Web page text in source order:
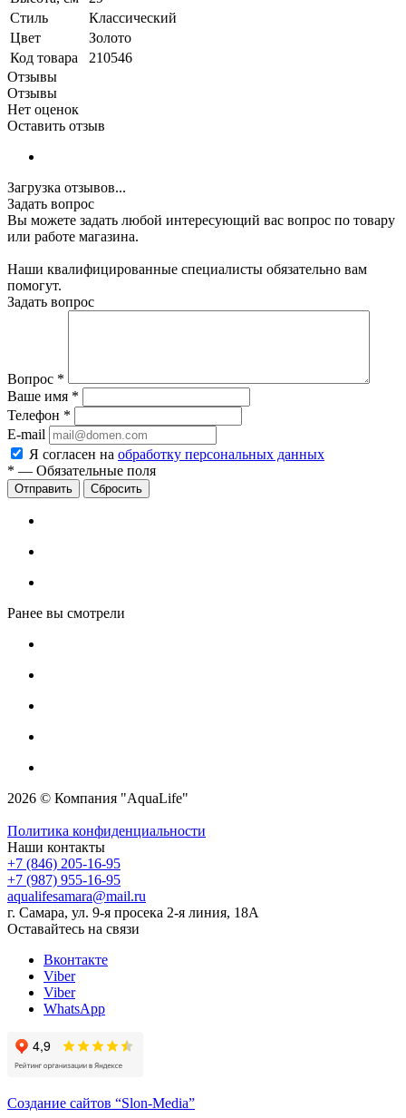
Стиль
Классический
Цвет
Золото
Код товара
210546
Отзывы
Отзывы
Нет оценок
Оставить отзыв
Загрузка отзывов...
Задать вопрос
Вы можете задать любой интересующий вас вопрос по товару
или работе магазина.
Наши квалифицированные специалисты обязательно вам
помогут.
Задать вопрос
Вопрос *
Ваше имя *
Телефон *
E-mail
Я согласен на обработку персональных данных
* — Обязательные поля
Сбросить
Ранее вы смотрели
2026 © Компания "AquaLife"
Политика конфиденциальности
Наши контакты
+7 (846) 205-16-95
+7 (987) 955-16-95
aqualifesamara@mail.ru
г. Самара, ул. 9-я просека 2-я линия, 18А
Оставайтесь на связи
Вконтакте
Viber
Viber
WhatsApp
Создание сайтов “Slon-Media”